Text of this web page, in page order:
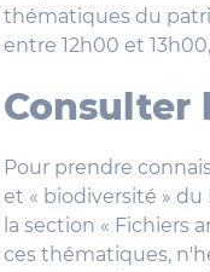
thématiques du
entre 12h00 et
Consulter
Pour prendre
et « biodiversité »
la section « Fichiers
ces thématiques,